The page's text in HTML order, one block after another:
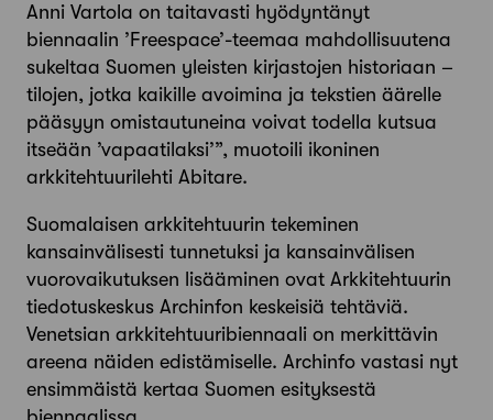
Anni Vartola on taitavasti hyödyntänyt
biennaalin ’Freespace’-teemaa mahdollisuutena
sukeltaa Suomen yleisten kirjastojen historiaan –
tilojen, jotka kaikille avoimina ja tekstien äärelle
pääsyyn omistautuneina voivat todella kutsua
itseään ’vapaatilaksi’”, muotoili ikoninen
arkkitehtuurilehti Abitare.
Suomalaisen arkkitehtuurin tekeminen
kansainvälisesti tunnetuksi ja kansainvälisen
vuorovaikutuksen lisääminen ovat Arkkitehtuurin
tiedotuskeskus Archinfon keskeisiä tehtäviä.
Venetsian arkkitehtuuribiennaali on merkittävin
areena näiden edistämiselle. Archinfo vastasi nyt
ensimmäistä kertaa Suomen esityksestä